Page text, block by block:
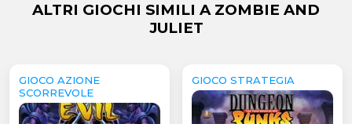
ALTRI GIOCHI SIMILI A ZOMBIE AND
JULIET
GIOCO AZIONE
SCORREVOLE
GIOCO STRATEGIA